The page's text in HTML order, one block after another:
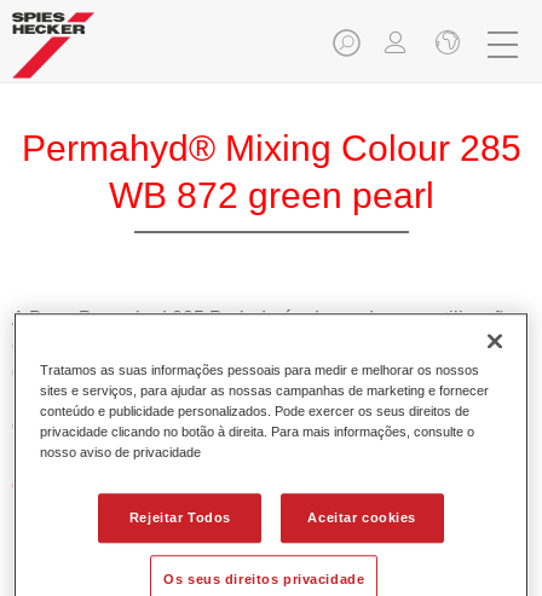
Permahyd® Mixing Colour 285
WB 872 green pearl
A Base Permahyd 285 Perlado é adequada para utilização
com Permahyd Base Bicamada Nacarada 285, um sistema
de base bicamada aquosa de alta qualidade. Está baseada
numa tecnologia especial de dispersão de poliuretano para
cores sólidas e de efeitos.
Características do produto
Permite uma aplicação simples e rápida numa operação
de 1.5 demãos.
Oferece boa estabilidade vertical.
Tratamos as suas informações pessoais para medir e melhorar os nossos
sites e serviços, para ajudar as nossas campanhas de marketing e fornecer
conteúdo e publicidade personalizados. Pode exercer os seus direitos de
privacidade clicando no botão à direita. Para mais informações, consulte o
nosso aviso de privacidade
Rejeitar Todos Aceitar cookies
Os seus direitos privacidade